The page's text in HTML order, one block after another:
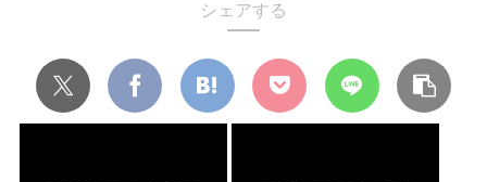
シェアする